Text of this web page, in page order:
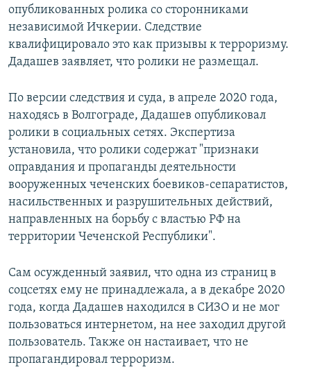
опубликованных ролика со сторонниками
независимой Ичкерии. Следствие
квалифицировало это как призывы к терроризму.
Дадашев заявляет, что ролики не размещал.
По версии следствия и суда, в апреле 2020 года,
находясь в Волгограде, Дадашев опубликовал
ролики в социальных сетях. Экспертиза
установила, что ролики содержат "признаки
оправдания и пропаганды деятельности
вооруженных чеченских боевиков-сепаратистов,
насильственных и разрушительных действий,
направленных на борьбу с властью РФ на
территории Чеченской Республики".
Сам осужденный заявил, что одна из страниц в
соцсетях ему не принадлежала, а в декабре 2020
года, когда Дадашев находился в СИЗО и не мог
пользоваться интернетом, на нее заходил другой
пользователь. Также он настаивает, что не
пропагандировал терроризм.